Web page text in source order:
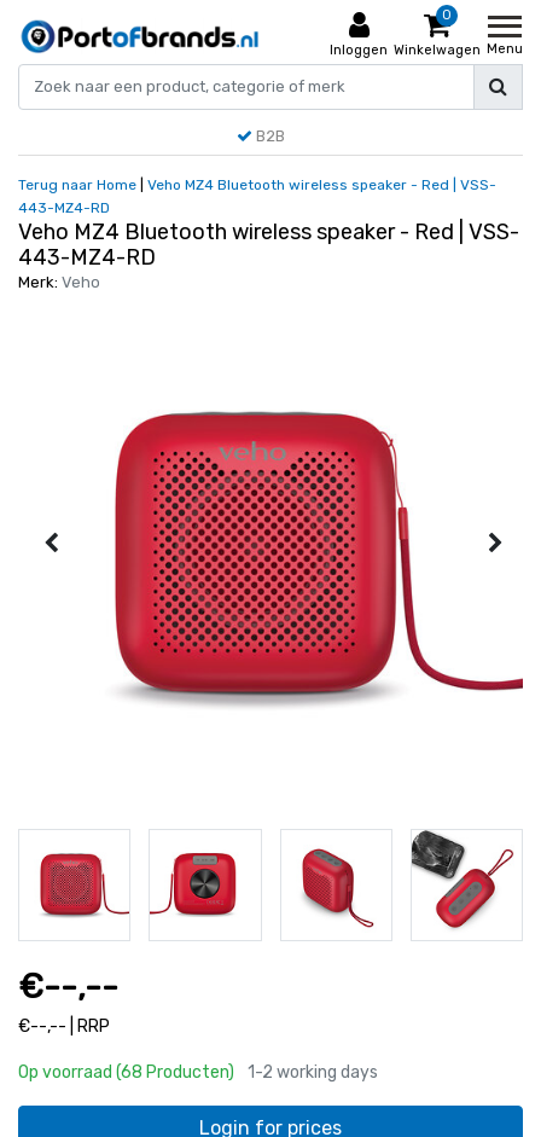
Inloggen
0
Winkelwagen Menu
B2B
Terug naar Home
Veho MZ4 Bluetooth wireless speaker - Red | VSS-
443-MZ4-RD
Veho MZ4 Bluetooth wireless speaker - Red | VSS-
443-MZ4-RD
Merk: Veho
€--,--
€--,-- | RRP
Op voorraad (68 Producten) 1-2 working days
Login for prices